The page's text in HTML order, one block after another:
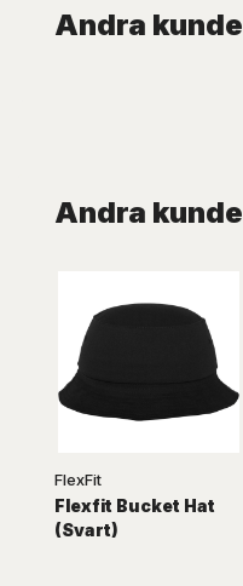
Andra
Andra
FlexFit
Flexfit Bucket Hat
(Svart)